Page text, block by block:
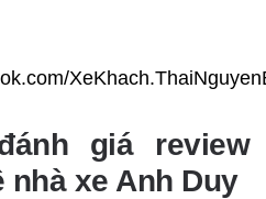
giá review
xe Anh Duy